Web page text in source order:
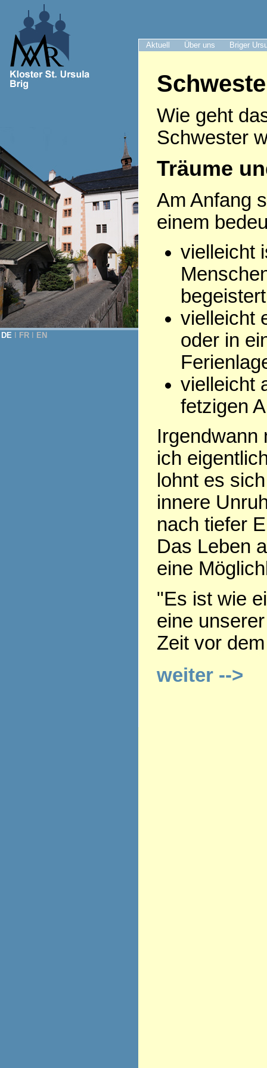
Aktuell Über uns Briger
DE FR EN
Wie geht
Schwester
Träume
Am Anfang
einem
vielleicht
vielleicht
oder in
vielleicht
fetzigen
Irgendwann
ich
lohnt es
innere
nach tiefer
Das Leben
eine
"Es ist wie
eine
Zeit vor
weiter -->